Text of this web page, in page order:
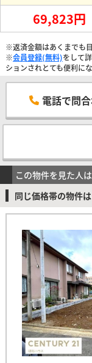
69,823円
※返済金額はあくまでも目
※会員登録(無料)をして
ションされとても便利にな
電話で問
この物件を見た人
同じ価格帯の物件